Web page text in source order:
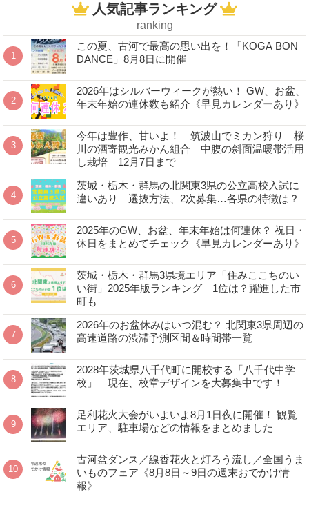
人気記事ランキング
ranking
この夏、古河で最高の思い出を！「KOGA BON
DANCE」8月8日に開催
2026年はシルバーウィークが熱い！ GW、お盆、
年末年始の連休数も紹介《早見カレンダーあり》
今年は豊作、甘いよ！ 筑波山でミカン狩り 桜
川の酒寄観光みかん組合 中腹の斜面温暖帯活用
し栽培 12月7日まで
茨城・栃木・群馬の北関東3県の公立高校入試に
違いあり 選抜方法、2次募集…各県の特徴は？
2025年のGW、お盆、年末年始は何連休？ 祝日・
休日をまとめてチェック《早見カレンダーあり》
茨城・栃木・群馬3県境エリア「住みここちのい
い街」2025年版ランキング 1位は？躍進した市
町も
2026年のお盆休みはいつ混む？ 北関東3県周辺の
高速道路の渋滞予測区間＆時間帯一覧
2028年茨城県八千代町に開校する「八千代中学
校」 現在、校章デザインを大募集中です！
足利花火大会がいよいよ8月1日夜に開催！ 観覧
エリア、駐車場などの情報をまとめました
古河盆ダンス／線香花火と灯ろう流し／全国うま
いものフェア《8月8日～9日の週末おでかけ情
報》